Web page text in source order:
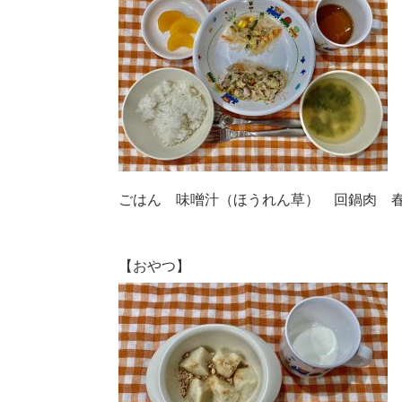
ごはん 味噌汁（ほうれん草） 回鍋肉
【おやつ】